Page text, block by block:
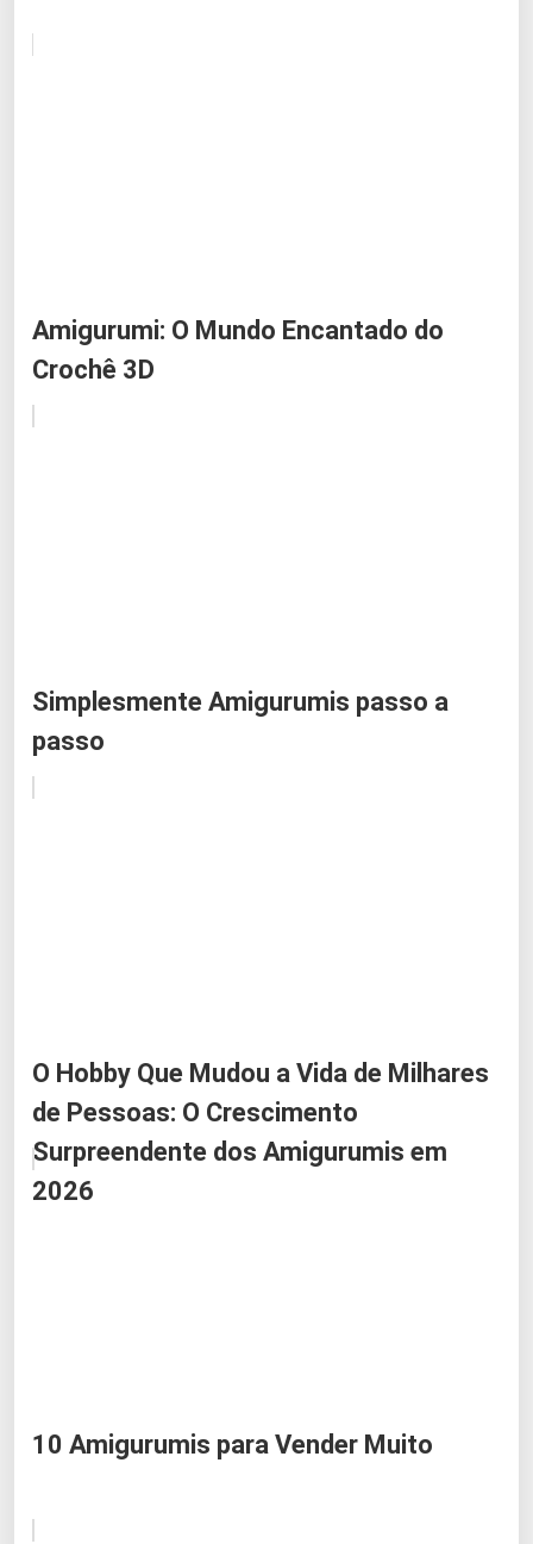
Amigurumi: O Mundo Encantado do
Crochê 3D
Simplesmente Amigurumis passo a
passo
O Hobby Que Mudou a Vida de Milhares
de Pessoas: O Crescimento
Surpreendente dos Amigurumis em
2026
10 Amigurumis para Vender Muito